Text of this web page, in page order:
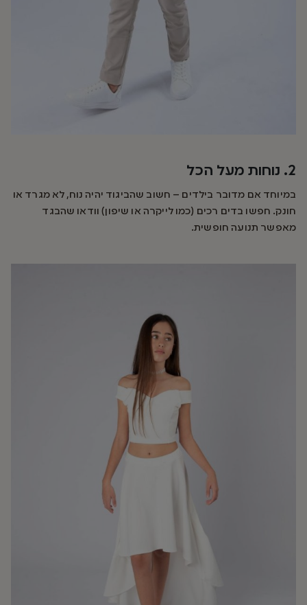
2. נוחות מעל הכל
במיוחד אם מדובר בילדים – חשוב שהביגוד יהיה נוח, לא מגרד או
חונק. חפשו בדים רכים (כמו לייקרה או שיפון) וודאו שהבגד
מאפשר תנועה חופשית.